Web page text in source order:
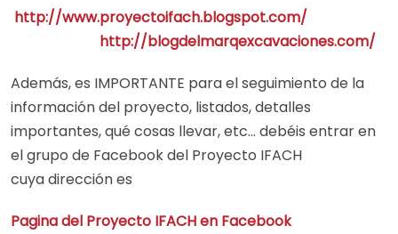
http://www.proyectoifach.blogspot.com/
http://blogdelmarqexcavaciones.com/
Además, es IMPORTANTE para el seguimiento de la
información del proyecto, listados, detalles
importantes, qué cosas llevar, etc… debéis entrar en
el grupo de Facebook del Proyecto IFACH
cuya dirección es
Pagina del Proyecto IFACH en Facebook